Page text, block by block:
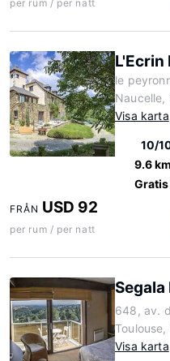
per rum / per natt
L'Ecrin
le
Naucelle,
Visa karta
10/
9.6 km
FRÅN USD 92
per rum / per natt
Segala
648, av.
Toulouse,
Visa karta